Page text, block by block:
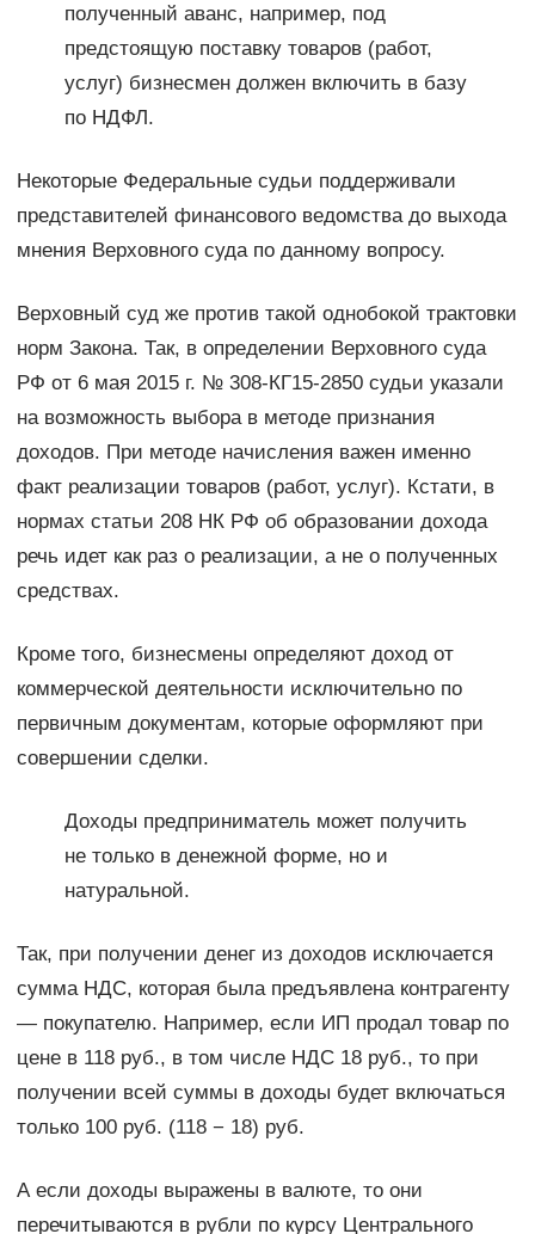
полученный аванс, например, под
предстоящую поставку товаров (работ,
услуг) бизнесмен должен включить в базу
по НДФЛ.
Некоторые Федеральные судьи поддерживали
представителей финансового ведомства до выхода
мнения Верховного суда по данному вопросу.
Верховный суд же против такой однобокой трактовки
норм Закона. Так, в определении Верховного суда
РФ от 6 мая 2015 г. № 308-КГ15-2850 судьи указали
на возможность выбора в методе признания
доходов. При методе начисления важен именно
факт реализации товаров (работ, услуг). Кстати, в
нормах статьи 208 НК РФ об образовании дохода
речь идет как раз о реализации, а не о полученных
средствах.
Кроме того, бизнесмены определяют доход от
коммерческой деятельности исключительно по
первичным документам, которые оформляют при
совершении сделки.
Доходы предприниматель может получить
не только в денежной форме, но и
натуральной.
Так, при получении денег из доходов исключается
сумма НДС, которая была предъявлена контрагенту
— покупателю. Например, если ИП продал товар по
цене в 118 руб., в том числе НДС 18 руб., то при
получении всей суммы в доходы будет включаться
только 100 руб. (118 − 18) руб.
А если доходы выражены в валюте, то они
перечитываются в рубли по курсу Центрального